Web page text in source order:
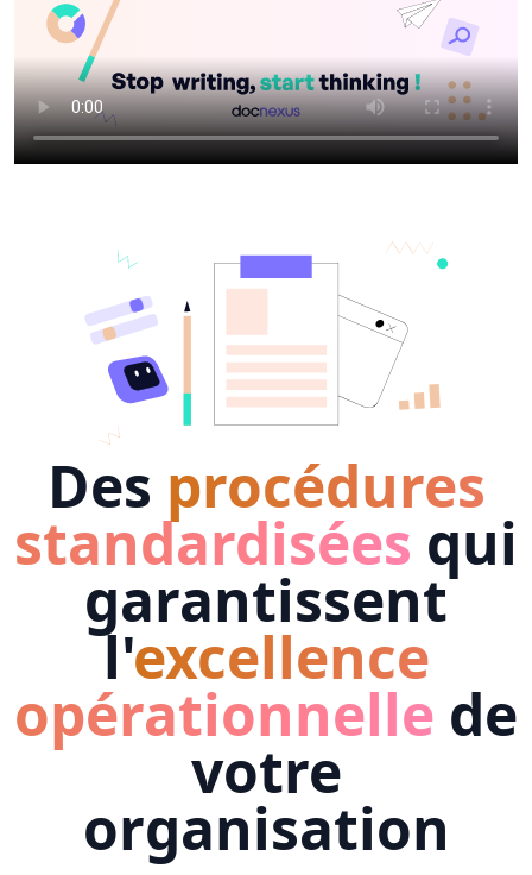
Des procédures
standardisées qui
garantissent
l'excellence
opérationnelle de
votre
organisation